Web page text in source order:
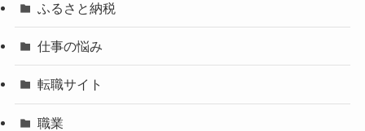
ふるさと納税
仕事の悩み
転職サイト
職業